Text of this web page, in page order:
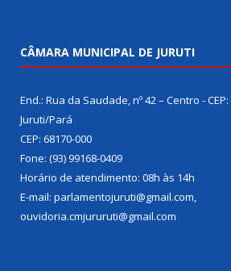
CÂMARA MUNICIPAL DE JURUTI
End.: Rua da Saudade, nº 42 – Centro - CEP:
Juruti/Pará
CEP: 68170-000
Fone: (93) 99168-0409
Horário de atendimento: 08h às 14h
E-mail: parlamentojuruti@gmail.com,
ouvidoria.cmjururuti@gmail.com